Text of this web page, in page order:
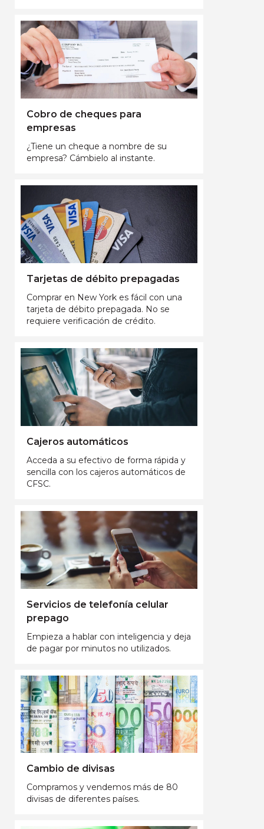
Cobro de cheques para
empresas
¿Tiene un cheque a nombre de su
empresa? Cámbielo al instante.
Tarjetas de débito prepagadas
Comprar en New York es fácil con una
tarjeta de débito prepagada. No se
requiere verificación de crédito.
Cajeros automáticos
Acceda a su efectivo de forma rápida y
sencilla con los cajeros automáticos de
CFSC.
Servicios de telefonía celular
prepago
Empieza a hablar con inteligencia y deja
de pagar por minutos no utilizados.
Cambio de divisas
Compramos y vendemos más de 80
divisas de diferentes países.